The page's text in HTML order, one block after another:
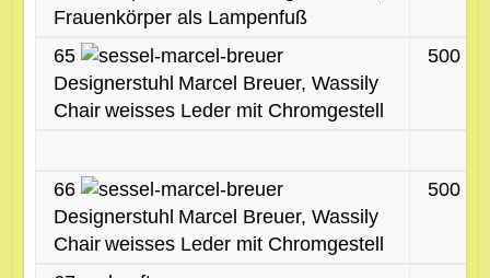
Frauenkörper als Lampenfuß
65
Designerstuhl Marcel Breuer, Wassily
Chair weisses Leder mit Chromgestell
500 €
66
Designerstuhl Marcel Breuer, Wassily
Chair weisses Leder mit Chromgestell
500 €